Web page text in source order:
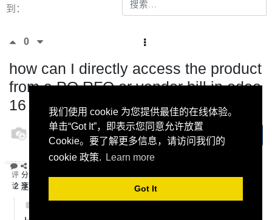
我们使用 cookie 为您提供最佳的在线体验。
单击“Got It”，即表示您同意允许放置
Cookie。要了解更多信息，请访问我们的
cookie 政策.
Learn more
Got It
到：
0
how can I directly access the product
from a PO RFQ or vendor bill in odoo
16
odoo
8 十一月
评
论
分
享
2注释